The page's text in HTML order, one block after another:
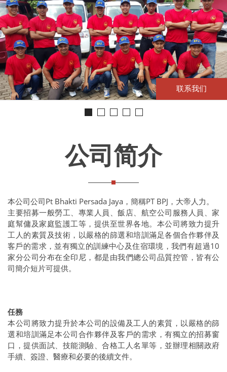
联系我们
完整内容
完整内容
完整内容
阅读更多
公司简介
本公司公司Pt Bhakti Persada Jaya，簡稱PT BPJ，大帝人力。
主要招募一般勞工、專業人員、飯店、航空公司服務人員、家
庭幫傭及家庭監護工等，提供至世界各地。本公司將致力提升
工人的素質及技術，以嚴格的篩選和培訓滿足各個合作夥伴及
客戶的需求，並有獨立的訓練中心及住宿環境，我們有超過10
家分公司分布在全印尼，都是由我們總公司品質控管，皆有公
司簡介短片可提供。
任務
本公司將致力提升於本公司的設備及工人的素質，以嚴格的篩
選和培訓滿足本公司合作夥伴及客戶的需求，有獨立的招募窗
口，提供面試、技能測驗、合格工人名單等，並辦理相關政府
手續、簽證、醫療和必要的後續文件。